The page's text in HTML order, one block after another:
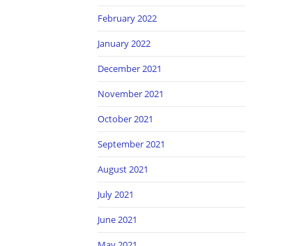
February 2022
January 2022
December 2021
November 2021
October 2021
September 2021
August 2021
July 2021
June 2021